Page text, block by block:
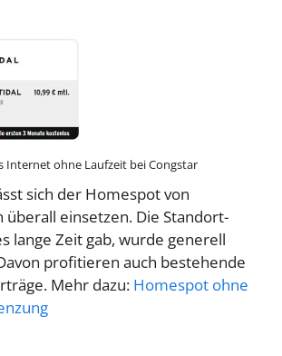
Internet ohne Laufzeit bei Congstar
sich der Homespot von
überall einsetzen. Die Standort-
lange Zeit gab, wurde generell
profitieren auch bestehende
Mehr dazu: Homespot ohne